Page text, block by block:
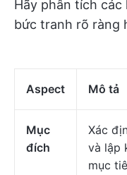
Hãy phân tích
bức tranh rõ ràng
Aspect Mô tả
Mục
đích
Xác
và lập
mục